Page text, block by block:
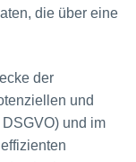
die über eine
der
und
und im